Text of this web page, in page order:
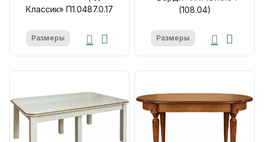
Классик» П1.0487.0.17
Размеры
(108.04)
Размеры